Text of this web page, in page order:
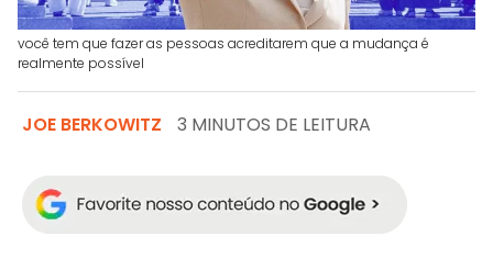
você tem que fazer as pessoas acreditarem que a mudança é
realmente possível
JOE BERKOWITZ 3 MINUTOS DE LEITURA